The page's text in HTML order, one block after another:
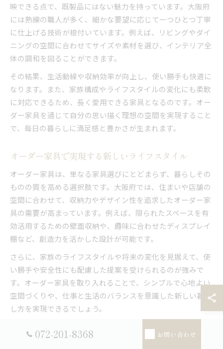
映できる点で、既製品にはない魅力を持っています。大阪府
には熟練の職人が多く、細かな要望に応じて一つひとつ丁寧
に仕上げる技術が根付いています。例えば、リビングやダイ
ニングの空間に合わせてサイズや素材を選び、インテリア全
体の調和を図ることができます。
その結果、生活動線や収納効率が向上し、使い勝手も快適に
なります。また、家族構成やライフスタイルの変化にも柔軟
に対応できるため、長く愛用できる家具となるのです。オー
ダー家具を通じて自分の思い描く理想の空間を実現すること
で、毎日の暮らしに満足感と豊かさが生まれます。
オーダー家具で実現する新しいライフスタイル
オーダー家具は、単なる家具選びにとどまらず、暮らしその
ものの質を高める選択肢です。大阪府では、住まいや店舗の
空間に合わせて、収納力やデザイン性を追求したオーダー家
具の需要が高まっています。例えば、限られたスペースを有
効活用するための壁面収納や、趣味に合わせたディスプレイ
棚など、創造力を活かした設計が可能です。
さらに、家族のライフスタイルや将来の変化を見据えて、使
い勝手や安全性にも配慮した提案を受けられるのが強みで
す。オーダー家具を取り入れることで、シンプルで心地よい
空間づくりや、仕事と生活のバランスを意識した新しい暮ら
し方を実現できるでしょう。
暮らしを変えるオーダー家具の創造的活用法
072-201-8368 お問い合わせ